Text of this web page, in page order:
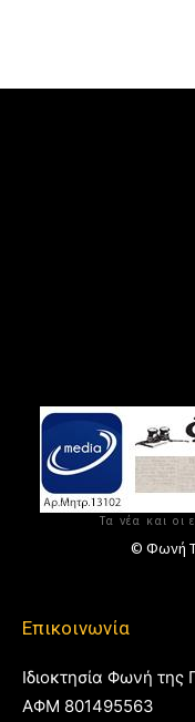
Τα νέα και οι
© Φωνή
Επικοινωνία
Ιδιοκτησία Φωνή της
ΑΦΜ 801495563